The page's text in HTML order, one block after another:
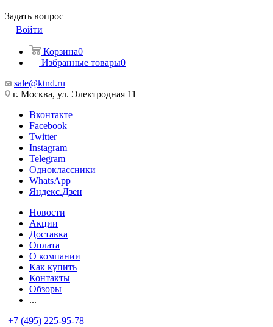
Задать вопрос
Войти
Корзина0
Избранные товары0
sale@ktnd.ru
г. Москва, ул. Электродная 11
Вконтакте
Facebook
Twitter
Instagram
Telegram
Одноклассники
WhatsApp
Яндекс.Дзен
Новости
Акции
Доставка
Оплата
О компании
Как купить
Контакты
Обзоры
...
+7 (495) 225-95-78